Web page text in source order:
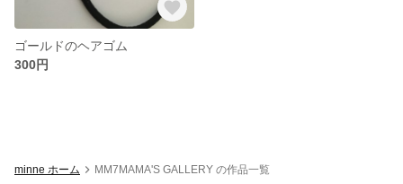
ゴールドのヘアゴム
300円
minne ホーム MM7MAMA'S GALLERY の作品一覧